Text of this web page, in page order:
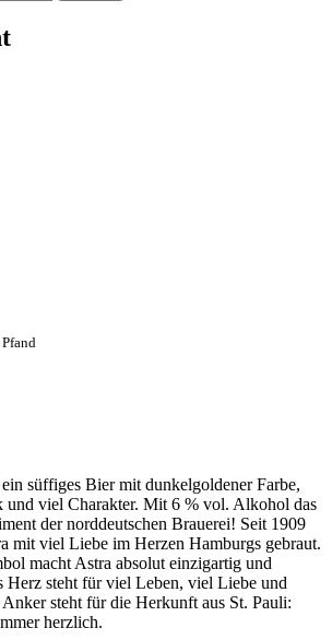
süffiges Bier mit dunkelgoldener Farbe,
und viel Charakter. Mit 6 % vol. Alkohol das
der norddeutschen Brauerei! Seit 1909
mit viel Liebe im Herzen Hamburgs gebraut.
macht Astra absolut einzigartig und
Herz steht für viel Leben, viel Liebe und
steht für die Herkunft aus St. Pauli:
herzlich.